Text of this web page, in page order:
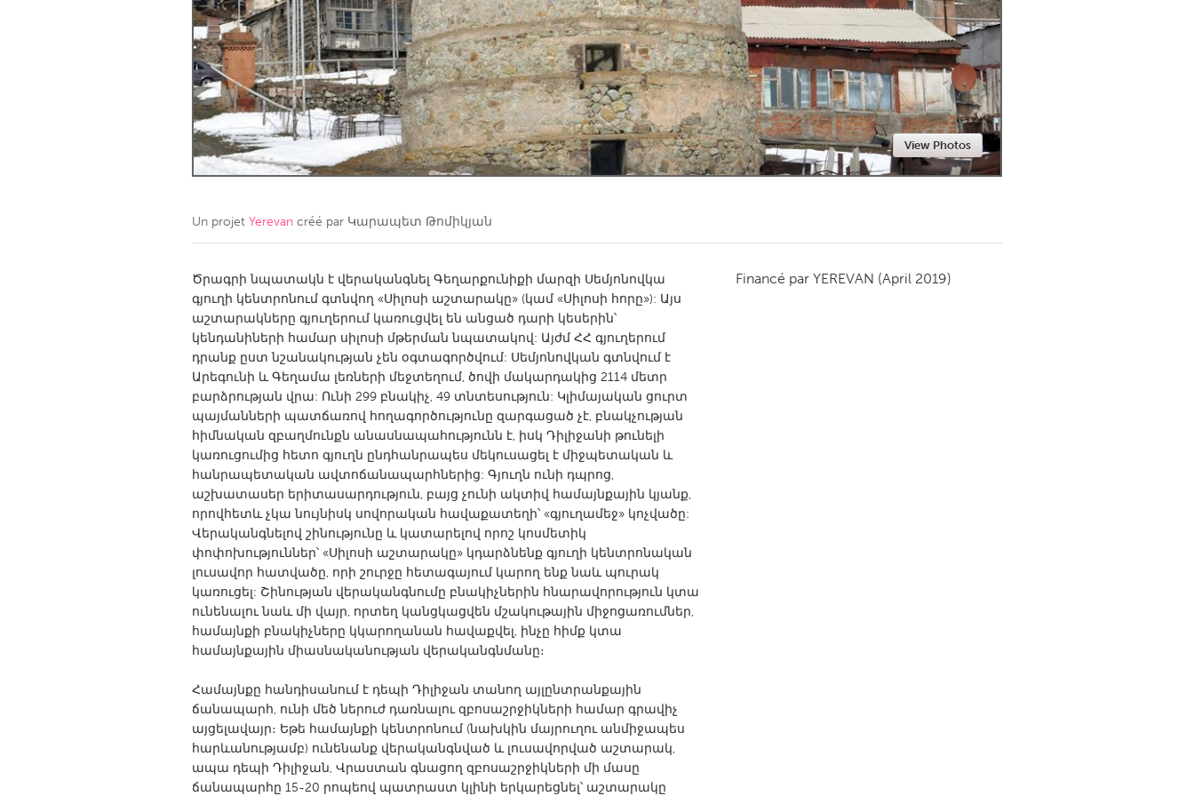
Amherstburg
Kingston Kitchener-Waterloo New Glasgow
Newmarket
Ottawa
South Shore Toronto
MALAYSIA
Kuala Lumpur
NETHERLANDS
QATAR
Qatar
SINGAPORE
Singapore
UNITED KINGDOM
Glasgow
UNITED STATES
Ann Arbor, MI
Austin, TX Baltimore, MD Boston, MA
Cass Clay
Chicago, IL Cleveland, OH Detroit, MI
Gainesville, FL
Georgetown, MA Gloucester, MA
Key West, FL
Los Angeles, CA Miami, FL
Newburyport, MA
North Minneapolis, MN Oahu, HI
Rockport, MA
San Antonio, TX San Francisco, CA
Seattle, WA
South Bend, IN St. Paul, MN State College, PA
Westminster, MD
View Photos
Un projet Yerevan créé par Կարապետ Թոմիկյան
Ծրագրի նպատակն է վերականգնել Գեղարքունիքի մարզի Սեմյոնովկա
գյուղի կենտրոնում գտնվող «Սիլոսի աշտարակը» (կամ «Սիլոսի հորը»): Այս
աշտարակները գյուղերում կառուցվել են անցած դարի կեսերին՝
կենդանիների համար սիլոսի մթերման նպատակով: Այժմ ՀՀ գյուղերում
դրանք ըստ նշանակության չեն օգտագործվում: Սեմյոնովկան գտնվում է
Արեգունի և Գեղամա լեռների մեջտեղում, ծովի մակարդակից 2114 մետր
բարձրության վրա: Ունի 299 բնակիչ, 49 տնտեսություն: Կլիմայական ցուրտ
պայմանների պատճառով հողագործությունը զարգացած չէ, բնակչության
հիմնական զբաղմունքն անասնապահությունն է, իսկ Դիլիջանի թունելի
կառուցումից հետո գյուղն ընդհանրապես մեկուսացել է միջպետական և
հանրապետական ավտոճանապարհներից: Գյուղն ունի դպրոց,
աշխատասեր երիտասարդություն, բայց չունի ակտիվ համայնքային կյանք,
որովհետև չկա նույնիսկ սովորական հավաքատեղի՝ «գյուղամեջ» կոչվածը:
Վերականգնելով շինությունը և կատարելով որոշ կոսմետիկ
փոփոխություններ՝ «Սիլոսի աշտարակը» կդարձնենք գյուղի կենտրոնական
լուսավոր հատվածը, որի շուրջը հետագայում կարող ենք նաև պուրակ
կառուցել: Շինության վերականգնումը բնակիչներին հնարավորություն կտա
ունենալու նաև մի վայր, որտեղ կանցկացվեն մշակութային միջոցառումներ,
համայնքի բնակիչները կկարողանան հավաքվել, ինչը հիմք կտա
համայնքային միասնականության վերականգնմանը։
Համայնքը հանդիսանում է դեպի Դիլիջան տանող այլընտրանքային
ճանապարհ, ունի մեծ ներուժ դառնալու զբոսաշրջիկների համար գրավիչ
այցելավայր։ Եթե համայնքի կենտրոնում (նախկին մայրուղու անմիջապես
հարևանությամբ) ունենանք վերականգնված և լուսավորված աշտարակ,
ապա դեպի Դիլիջան, Վրաստան գնացող զբոսաշրջիկների մի մասը
ճանապարհը 15-20 րոպեով պատրաստ կլինի երկարեցնել՝ աշտարակը
Financé par YEREVAN (April 2019)